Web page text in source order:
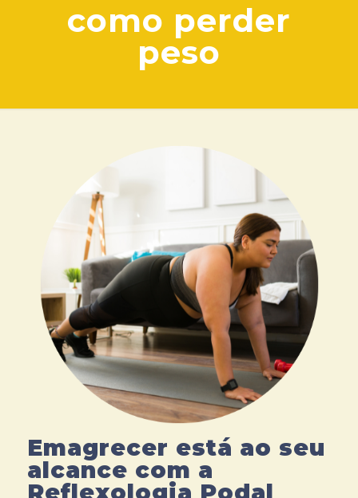
como perder
peso
Emagrecer está ao seu
alcance com a
Reflexologia Podal